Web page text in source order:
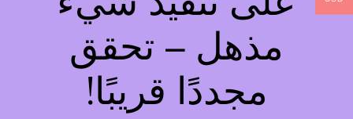
مذهل – تحقق
مجددًا قريبًا!